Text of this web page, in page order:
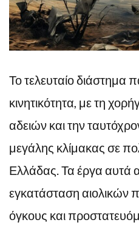
Το τελευταίο διάστημα
κινητικότητα, με τη
αδειών και την
μεγάλης κλίμακας σε
Ελλάδας. Τα έργα αυτά
εγκατάσταση αιολικών
όγκους και